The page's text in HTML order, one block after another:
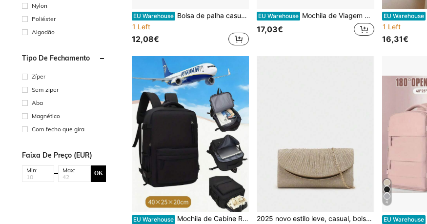
Nylon
Poliéster
Algodão
Tipo De Fechamento
Zíper
Sem ziper
Aba
Magnético
Com fecho que gira
Faixa De Preço (EUR)
Min: Max: OK
EU Warehouse Bolsa de palha casual, de verão, de férias para adolescentes, mulheres, estudantes universitários, calouros, trabalhadores de colarinho branco, perfeita para escritório, faculdade, atividades ao ar livre, estudantes de viagem, perfeita para escritório, faculdade, escola primária, escola secundária, escola secundária, trabalho, deslocamento, compras, férias, praia, bolsa de vime, bolsa grande, melhores ideias de inspiração para o outono, bolsa de praia, perfeita para o verão, férias e uso diário
1 Left
12,08€
EU Warehouse Mochila de Viagem Ryanair Carry-On - 40 x 30 x 14 cm, Grande Capacidade, Mochila Multicompartimento, Mala para Portátil, Mala para Portátil de 15,6 Polegadas
17,03€
EU Warehouse
1 Left
16,31€
EU Warehouse Mochila de Cabine Ryanair - 40 x 20 x 25 cm com Compartimento para Sapatos, Unissexo, Mochila Casual para Deslocações, Mochila Multicompartimento, Mala para Portátil
2025 novo estilo leve, casual, bolsa de balde com contas de cristal, mini bolsa com cordão, bolsa de noite, charmosa, elegante, requintada, silenciosa, luxuosa, adequada para festeiras, mulheres, noivas, perfeita para festas, jantares/banquetes, vestidos de festa de fim de ano
4
EU Warehouse